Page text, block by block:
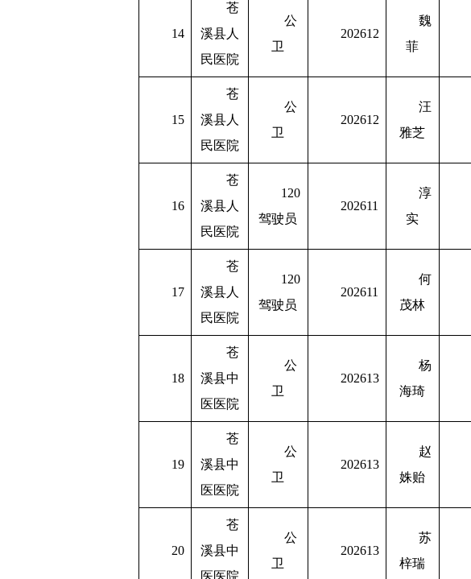
14
苍
溪县人
民医院
公
卫
202612
魏
菲
15
苍
溪县人
民医院
公
卫
202612
汪
雅芝
16
苍
溪县人
民医院
120
驾驶员
202611
淳
实
17
苍
溪县人
民医院
120
驾驶员
202611
何
茂林
18
苍
溪县中
医医院
公
卫
202613
杨
海琦
19
苍
溪县中
医医院
公
卫
202613
赵
姝贻
20
苍
溪县中
医医院
公
卫
202613
苏
梓瑞